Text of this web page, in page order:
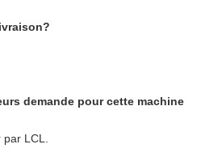
demande pour cette machine
LCL.